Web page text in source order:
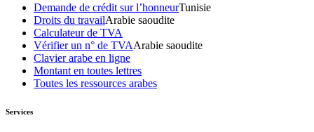
Demande de crédit sur l’honneurTunisie
Droits du travailArabie saoudite
Calculateur de TVA
Vérifier un n° de TVAArabie saoudite
Clavier arabe en ligne
Montant en toutes lettres
Toutes les ressources arabes
Services